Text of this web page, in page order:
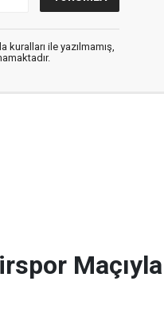
ile yazılmamış,
Maçıyla